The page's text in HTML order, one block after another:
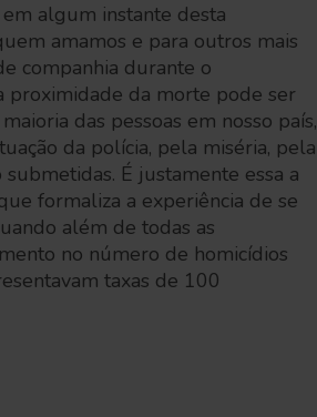
algum instante desta
amamos e para outros mais
companhia durante o
proximidade da morte pode ser
das pessoas em nosso país,
da polícia, pela miséria, pela
É justamente essa a
formaliza a experiência de se
além de todas as
no número de homicídios
taxas de 100